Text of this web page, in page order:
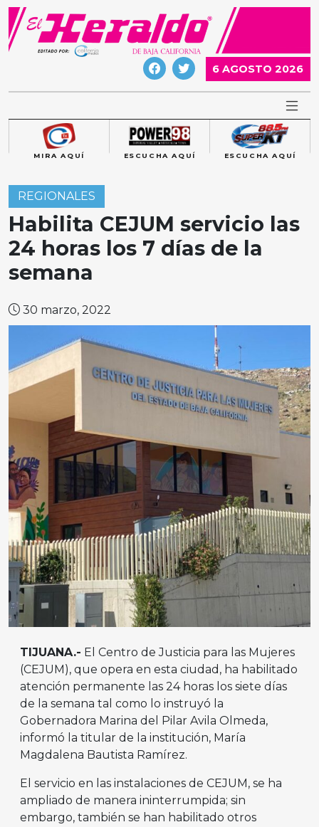
Skip
content
6 AGOSTO 2026
MIRA AQUÍ ESCUCHA AQUÍ ESCUCHA AQUÍ
REGIONALES
Habilita CEJUM servicio las
24 horas los 7 días de la
semana
30 marzo, 2022
TIJUANA.- El Centro de Justicia para las Mujeres
(CEJUM), que opera en esta ciudad, ha habilitado
atención permanente las 24 horas los siete días
de la semana tal como lo instruyó la
Gobernadora Marina del Pilar Avila Olmeda,
informó la titular de la institución, María
Magdalena Bautista Ramírez.
El servicio en las instalaciones de CEJUM, se ha
ampliado de manera ininterrumpida; sin
embargo, también se han habilitado otros